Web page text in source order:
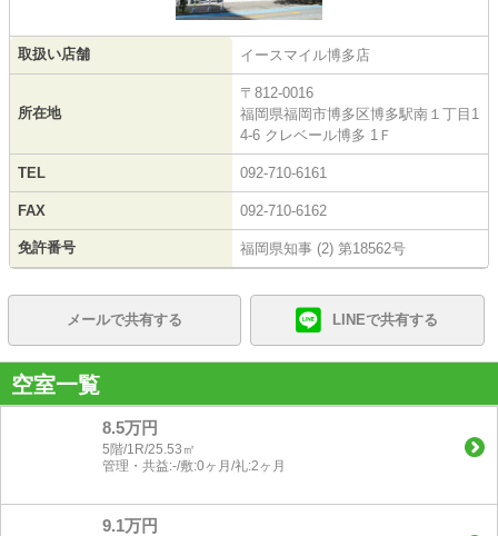
取扱い店舗 イースマイル博多店
所在地
〒812-0016
福岡県福岡市博多区博多駅南１丁目1
4-6 クレベール博多 1Ｆ
TEL 092-710-6161
FAX 092-710-6162
免許番号 福岡県知事 (2) 第18562号
メールで共有する LINEで共有する
空室一覧
8.5万円
5階/1R/25.53㎡
管理・共益:-/敷:0ヶ月/礼:2ヶ月
9.1万円